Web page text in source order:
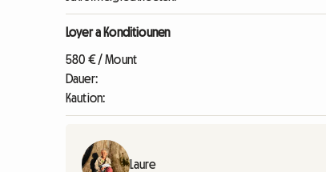
Loyer a Konditiounen
580 € / Mount
Dauer:
Kaution:
Laure